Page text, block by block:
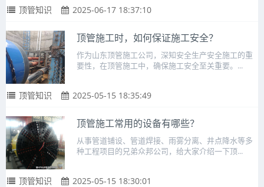
顶管知识 2025-06-17 18:37:10
顶管施工时，如何保证施工安全？
作为山东顶管施工公司，深知安全生产安全施工的重
要性，在顶管施工中，确保施工安全至关重要。...
顶管知识 2025-05-15 18:35:49
顶管施工常用的设备有哪些？
从事管道铺设、管道焊接、雨雾分离、井点降水等多
种工程项目的兄弟众邦公司，给大家介绍一下顶...
顶管知识 2025-05-15 18:30:01